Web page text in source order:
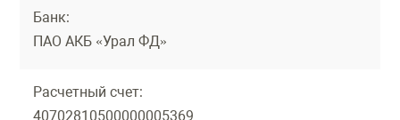
Банк:
ПАО АКБ «Урал ФД»
Расчетный счет:
40702810500000005369